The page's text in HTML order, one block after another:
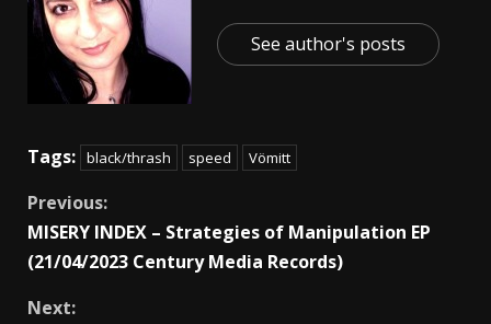
See author's posts
Tags: black/thrash speed Vömitt
Previous:
MISERY INDEX – Strategies of Manipulation EP
(21/04/2023 Century Media Records)
Next: